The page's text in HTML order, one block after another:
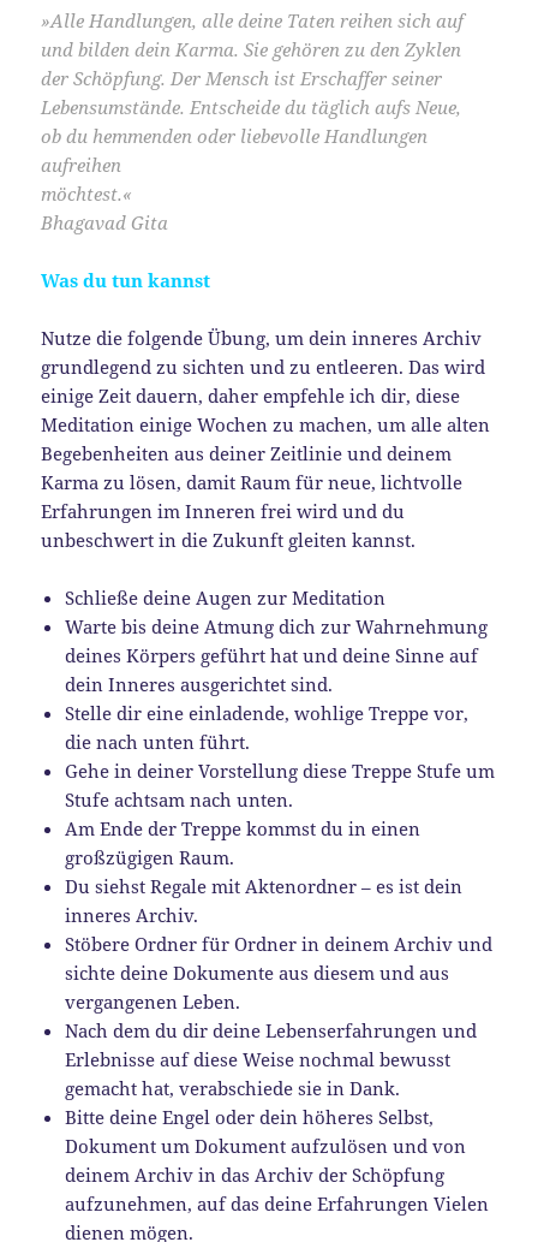
»Alle Handlungen, alle deine Taten reihen sich auf
und bilden dein Karma. Sie gehören zu den Zyklen
der Schöpfung. Der Mensch ist Erschaffer seiner
Lebensumstände. Entscheide du täglich aufs Neue,
ob du hemmenden oder liebevolle Handlungen
aufreihen
möchtest.«
Bhagavad Gita
Was du tun kannst
Nutze die folgende Übung, um dein inneres Archiv
grundlegend zu sichten und zu entleeren. Das wird
einige Zeit dauern, daher empfehle ich dir, diese
Meditation einige Wochen zu machen, um alle alten
Begebenheiten aus deiner Zeitlinie und deinem
Karma zu lösen, damit Raum für neue, lichtvolle
Erfahrungen im Inneren frei wird und du
unbeschwert in die Zukunft gleiten kannst.
Schließe deine Augen zur Meditation
Warte bis deine Atmung dich zur Wahrnehmung
deines Körpers geführt hat und deine Sinne auf
dein Inneres ausgerichtet sind.
Stelle dir eine einladende, wohlige Treppe vor,
die nach unten führt.
Gehe in deiner Vorstellung diese Treppe Stufe um
Stufe achtsam nach unten.
Am Ende der Treppe kommst du in einen
großzügigen Raum.
Du siehst Regale mit Aktenordner – es ist dein
inneres Archiv.
Stöbere Ordner für Ordner in deinem Archiv und
sichte deine Dokumente aus diesem und aus
vergangenen Leben.
Nach dem du dir deine Lebenserfahrungen und
Erlebnisse auf diese Weise nochmal bewusst
gemacht hat, verabschiede sie in Dank.
Bitte deine Engel oder dein höheres Selbst,
Dokument um Dokument aufzulösen und von
deinem Archiv in das Archiv der Schöpfung
aufzunehmen, auf das deine Erfahrungen Vielen
dienen mögen.